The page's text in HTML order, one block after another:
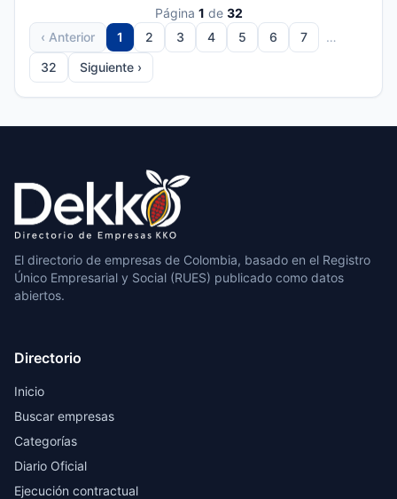
Página 1 de 32
‹ Anterior
1 2 3 4 5 6 7
…
32
Siguiente ›
El directorio de empresas de Colombia, basado en el Registro
Único Empresarial y Social (RUES) publicado como datos
abiertos.
Directorio
Inicio
Buscar empresas
Categorías
Diario Oficial
Ejecución contractual